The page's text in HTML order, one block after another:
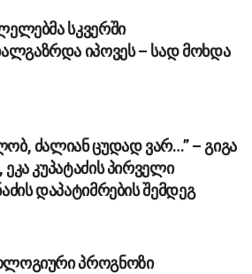
სკვერში
იპოვეს – სად მოხდა
ძა­ლი­ან ცუ­დად ვარ…” – გიგა
კუ­პა­ტა­ძის პირველი
დაპატიმრების შემდეგ
პროგნოზი